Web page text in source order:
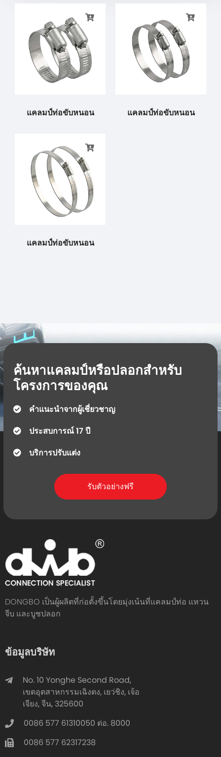
แคลมป์ท่อขับหนอน แคลมป์ท่อขับหนอน
แคลมป์ท่อขับหนอน
ค้นหาแคลมป์หรือปลอกสำหรับ
โครงการของคุณ
คำแนะนำจากผู้เชี่ยวชาญ
ประสบการณ์ 17 ปี
บริการปรับแต่ง
รับตัวอย่างฟรี
DONGBO เป็นผู้ผลิตที่ก่อตั้งขึ้นโดยมุ่งเน้นที่แคลมป์ท่อ แหวน
จีบ และบูชปลอก
ข้อมูลบริษัท
No. 10 Yonghe Second Road,
เขตอุตสาหกรรมเฉิงตง, เยว่ชิง, เจ้อ
เจียง, จีน, 325600
0086 577 61310050 ต่อ. 8000
0086 577 62317238